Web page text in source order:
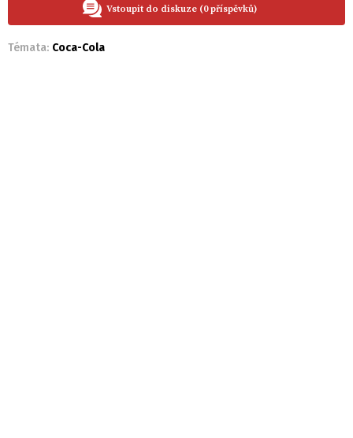
Vstoupit do diskuze (0 příspěvků)
Témata: Coca-Cola